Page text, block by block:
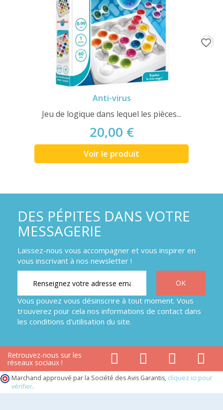
Anti-virus
Jeu de logique dans lequel les pièces...
20,00 €
Voir le produit
favorite_border
DES PÉPITES DANS VOTRE
MESSAGERIE
Laissez-nous vous accompagner et vous inspirer en
vous inscrivant à nos newsletter !
Vous pouvez vous désinscrire à tout moment. Vous
trouverez pour cela nos informations de contact dans
les conditions d'utilisation du site.
Retrouvez-nous sur les
réseaux sociaux !
Marchand approuvé par la Société des Avis Garantis, cliquez ici pour
vérifier.